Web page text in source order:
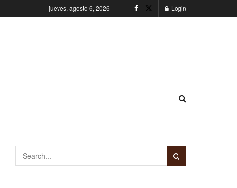
jueves, agosto 6, 2026 Login